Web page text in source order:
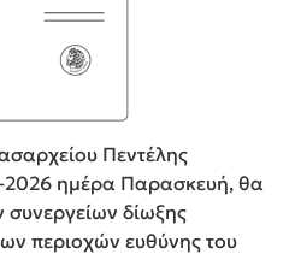
Πεντέλης
2026 ημέρα Παρασκευή, θα
δίωξης
περιοχών ευθύνης του